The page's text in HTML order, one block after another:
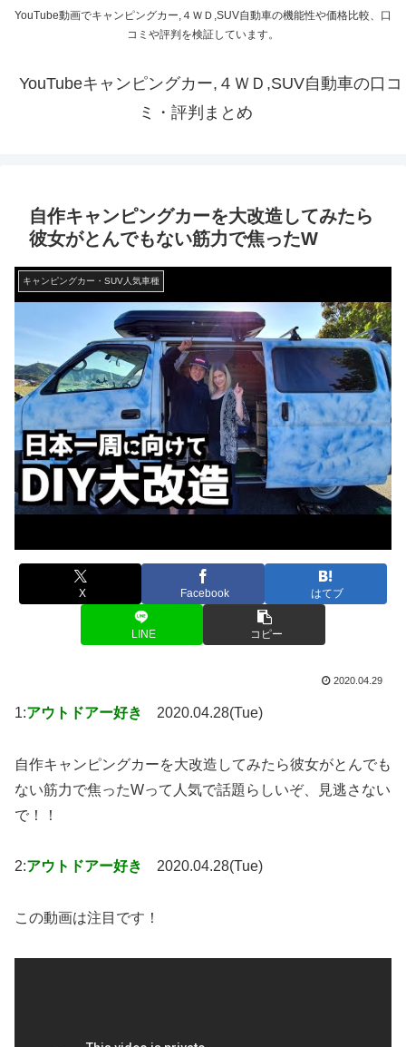
YouTube動画でキャンピングカー,４ＷＤ,SUV自動車の機能性や価格比較、口
コミや評判を検証しています。
YouTubeキャンピングカー,４ＷＤ,SUV自動車の口コ
ミ・評判まとめ
自作キャンピングカーを大改造してみたら
彼女がとんでもない筋力で焦ったW
キャンピングカー・SUV人気車種
X Facebook はてブ
LINE コピー
2020.04.29
1:アウトドアー好き 2020.04.28(Tue)
自作キャンピングカーを大改造してみたら彼女がとんでも
ない筋力で焦ったWって人気で話題らしいぞ、見逃さない
で！！
2:アウトドアー好き 2020.04.28(Tue)
この動画は注目です！